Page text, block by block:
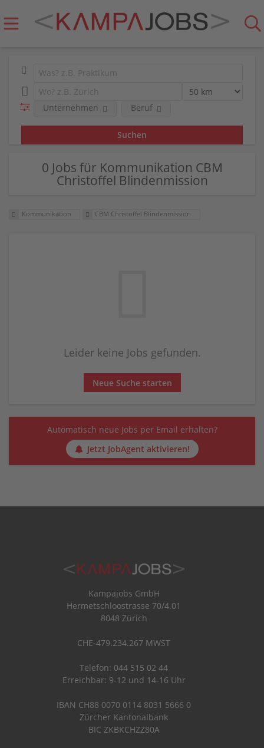
Unternehmen Beruf
0 Jobs für Kommunikation CBM
Christoffel Blindenmission
Kommunikation CBM Christoffel Blindenmission
Leider keine Jobs gefunden.
Neue Suche starten
Automatisch neue Jobs per Email erhalten?
Jetzt JobAgent aktivieren!
Kampajobs GmbH
Hermetschloostrasse 70/4.01
8048 Zürich
CHE-479.234.267 MWST
Telefon: 044 515 02 44
Erreichbar: 9-12 und 14-16 Uhr
IBAN CH88 0070 0114 8031 5666 0
Zürcher Kantonalbank
BIC ZKBKCHZZ80A